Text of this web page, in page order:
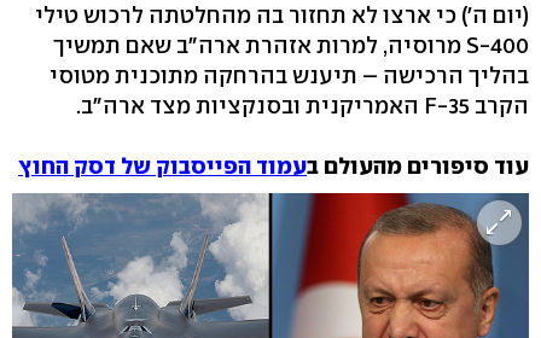
(יום ה') כי ארצו לא תחזור בה מהחלטתה לרכוש טילי
S-400 מרוסיה, למרות אזהרת ארה"ב שאם תמשיך
בהליך הרכישה – תיענש בהרחקה מתוכנית מטוסי
הקרב F-35 האמריקנית ובסנקציות מצד ארה"ב.
עוד סיפורים מהעולם בעמוד הפייסבוק של דסק החוץ